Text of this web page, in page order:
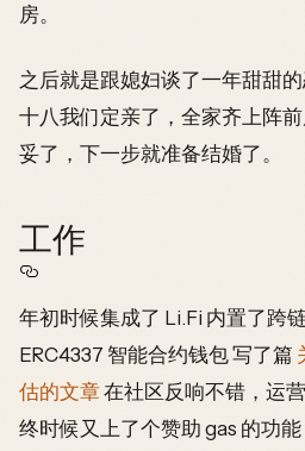
房。
之后就是跟媳妇谈了一年甜甜
十八我们定亲了，全家齐上阵
妥了，下一步就准备结婚了。
工作
年初时候集成了 Li.Fi 内置了跨
ERC4337 智能合约钱包 写了篇
估的文章在社区反响不错，运
终时候又上了个赞助 gas 的功